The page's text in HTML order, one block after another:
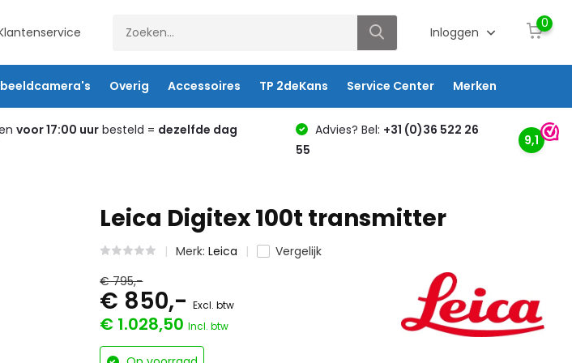
Inloggen
0
Overig Accessoires TP 2deKans Service Center Merken
voor 17:00 uurbesteld = dezelfde dag
Advies? Bel: +31 (0)36 522 26
55
9,1
Leica Digitex 100t transmitter
Merk:Leica
Vergelijk
€ 795,-
€ 850,-Excl. btw
€ 1.028,50Incl. btw